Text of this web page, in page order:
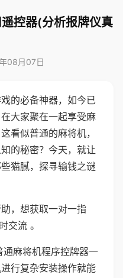
控器(分析报牌仪真
08月07日
的必备神器，如今已
大家聚在一起享受麻
看似普通的麻将机，
的秘密？今天，就让
猫腻，探寻输钱之谜
，想获取一对一指
交流 。
麻将机程序控牌器一
行复杂安装操作就能